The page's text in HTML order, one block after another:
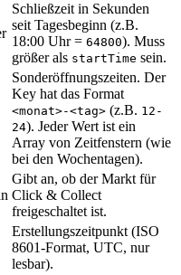
Schließzeit in Sekunden
seit Tagesbeginn (z.B.
18:00 Uhr = 64800). Muss
größer als startTime sein.
Sonderöffnungszeiten. Der
Key hat das Format
<monat>-<tag> (z.B. 12-
24). Jeder Wert ist ein
Array von Zeitfenstern (wie
bei den Wochentagen).
Gibt an, ob der Markt für
Click & Collect
freigeschaltet ist.
Erstellungszeitpunkt (ISO
8601-Format, UTC, nur
lesbar).